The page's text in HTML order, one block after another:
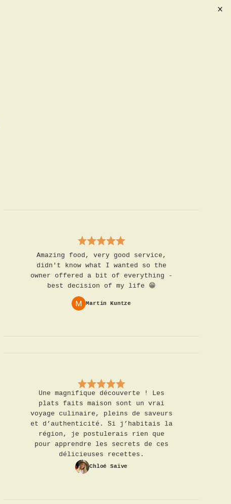
Amazing food, very good service,
didn't know what I wanted so the
owner offered a bit of everything -
best decision of my life 😁
Martin Kuntze
Une magnifique découverte ! Les
plats faits maison sont un vrai
voyage culinaire, pleins de saveurs
et d’authenticité. Si j’habitais la
région, je postulerais rien que
pour apprendre les secrets de ces
délicieuses recettes.
Chloé Saive